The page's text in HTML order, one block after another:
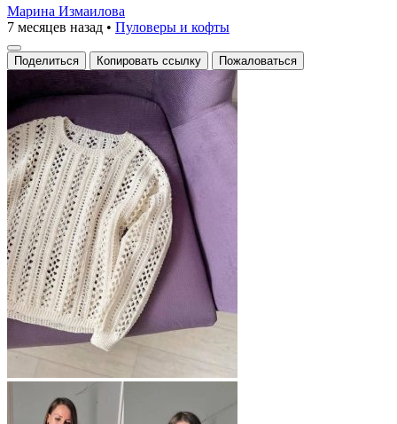
Марина Измаилова
7 месяцев назад • Пуловеры и кофты
Поделиться Копировать ссылку Пожаловаться